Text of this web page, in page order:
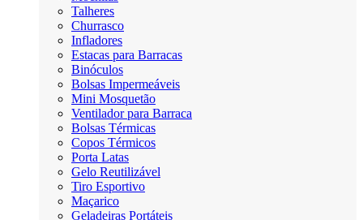
Talheres
Churrasco
Infladores
Estacas para Barracas
Binóculos
Bolsas Impermeáveis
Mini Mosquetão
Ventilador para Barraca
Bolsas Térmicas
Copos Térmicos
Porta Latas
Gelo Reutilizável
Tiro Esportivo
Maçarico
Geladeiras Portáteis